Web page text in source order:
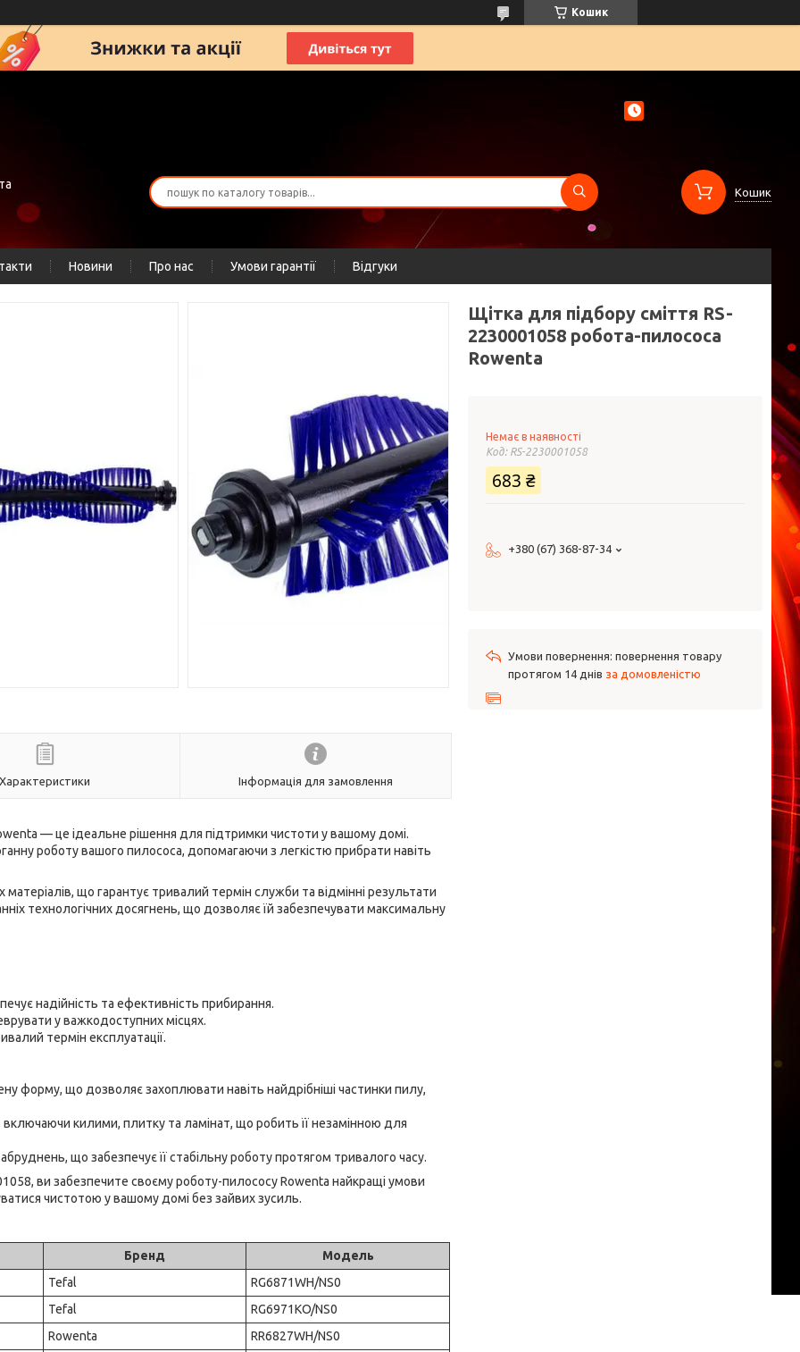
Кошик
Кошик
Новини Про нас Умови гарантії Відгуки
Характеристики Інформація для замовлення
— це ідеальне рішення для підтримки чистоти у вашому домі.
роботу вашого пилососа, допомагаючи з легкістю прибрати навіть
матеріалів, що гарантує тривалий термін служби та відмінні результати
технологічних досягнень, що дозволяє їй забезпечувати максимальну
надійність та ефективність прибирання.
у важкодоступних місцях.
термін експлуатації.
форму, що дозволяє захоплювати навіть найдрібніші частинки пилу,
включаючи килими, плитку та ламінат, що робить її незамінною для
що забезпечує її стабільну роботу протягом тривалого часу.
ви забезпечите своєму роботу-пилососу Rowenta найкращі умови
чистотою у вашому домі без зайвих зусиль.
Бренд
Модель
Tefal
RG6871WH/NS0
Tefal
RG6971KO/NS0
Rowenta
RR6827WH/NS0
Щітка для підбору сміття RS-
2230001058 робота-пилососа
Rowenta
Немає в наявності
Код: RS-2230001058
683 ₴
+380 (67) 368-87-34
повернення товару
протягом 14 днів за домовленістю